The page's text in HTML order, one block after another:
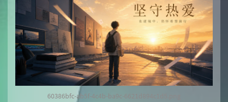
60386bfc-ab5f-4c4b-ba9c-6621d894c1d5.png